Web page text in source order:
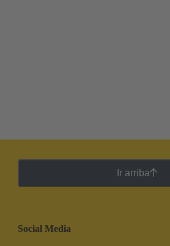
Ir arriba
Social Media